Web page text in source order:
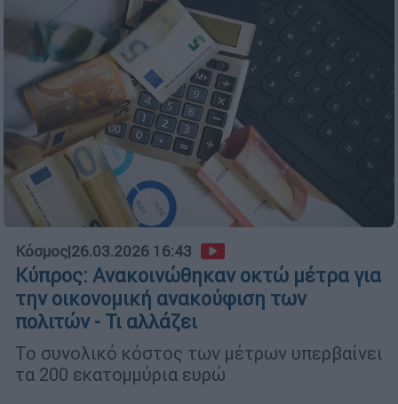
Κόσμος|26.03.2026 16:43
Κύπρος: Ανακοινώθηκαν οκτώ μέτρα για
την οικονομική ανακούφιση των
πολιτών - Τι αλλάζει
Το συνολικό κόστος των μέτρων υπερβαίνει
τα 200 εκατομμύρια ευρώ